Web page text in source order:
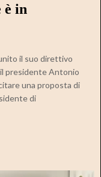
è in
il suo direttivo
presidente Antonio
una proposta di
di